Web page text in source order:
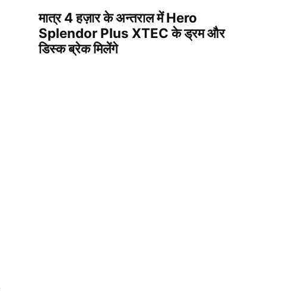
मात्र 4 हज़ार के अन्तराल में Hero
Splendor Plus XTEC के ड्रम और
डिस्क ब्रेक मिलेंगे